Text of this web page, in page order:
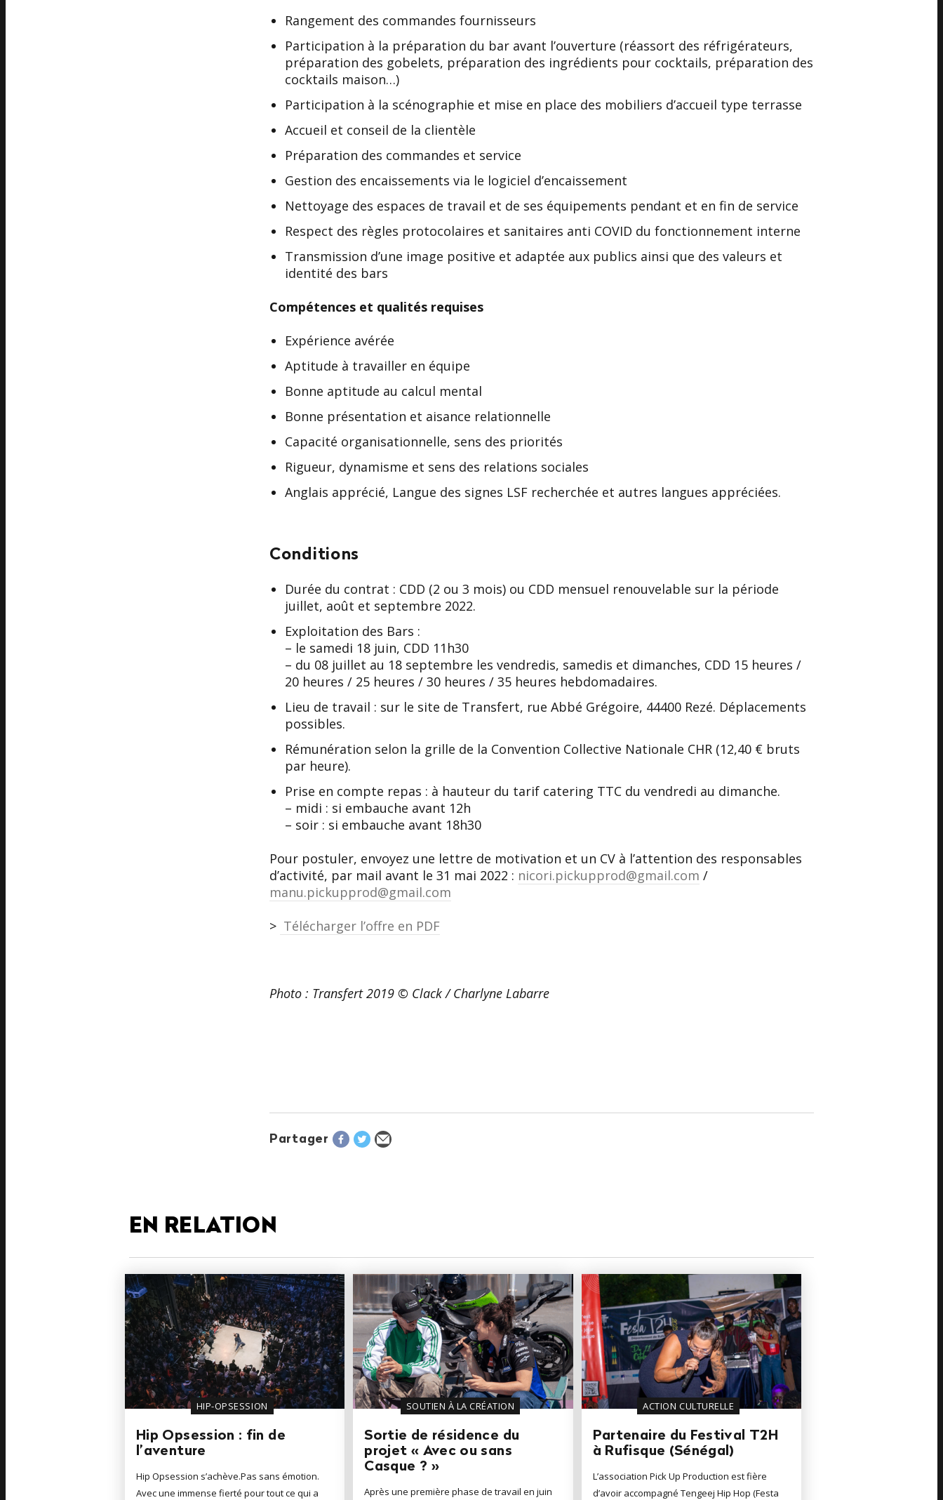
Rangement des commandes fournisseurs
Participation à la préparation du bar avant l’ouverture (réassort des réfrigérateurs,
préparation des gobelets, préparation des ingrédients pour cocktails, préparation des
cocktails maison…)
Participation à la scénographie et mise en place des mobiliers d’accueil type terrasse
Accueil et conseil de la clientèle
Préparation des commandes et service
Gestion des encaissements via le logiciel d’encaissement
Nettoyage des espaces de travail et de ses équipements pendant et en fin de service
Respect des règles protocolaires et sanitaires anti COVID du fonctionnement interne
Transmission d’une image positive et adaptée aux publics ainsi que des valeurs et
identité des bars
Compétences et qualités requises
Expérience avérée
Aptitude à travailler en équipe
Bonne aptitude au calcul mental
Bonne présentation et aisance relationnelle
Capacité organisationnelle, sens des priorités
Rigueur, dynamisme et sens des relations sociales
Anglais apprécié, Langue des signes LSF recherchée et autres langues appréciées.
Conditions
Durée du contrat : CDD (2 ou 3 mois) ou CDD mensuel renouvelable sur la période
juillet, août et septembre 2022.
Exploitation des Bars :
– le samedi 18 juin, CDD 11h30
– du 08 juillet au 18 septembre les vendredis, samedis et dimanches, CDD 15 heures /
20 heures / 25 heures / 30 heures / 35 heures hebdomadaires.
Lieu de travail : sur le site de Transfert, rue Abbé Grégoire, 44400 Rezé. Déplacements
possibles.
Rémunération selon la grille de la Convention Collective Nationale CHR (12,40 € bruts
par heure).
Prise en compte repas : à hauteur du tarif catering TTC du vendredi au dimanche.
– midi : si embauche avant 12h
– soir : si embauche avant 18h30
Pour postuler, envoyez une lettre de motivation et un CV à l’attention des responsables
d’activité, par mail avant le 31 mai 2022 : nicori.pickupprod@gmail.com /
manu.pickupprod@gmail.com
> Télécharger l’offre en PDF
Photo : Transfert 2019 © Clack / Charlyne Labarre
Partager
EN RELATION
HIP-OPSESSION
Hip Opsession : fin de
l’aventure
Hip Opsession s’achève.Pas sans émotion.
Avec une immense fierté pour tout ce qui a
SOUTIEN À LA CRÉATION
Sortie de résidence du
projet « Avec ou sans
Casque ? »
Après une première phase de travail en juin
ACTION CULTURELLE
Partenaire du Festival T2H
à Rufisque (Sénégal)
L’association Pick Up Production est fière
d’avoir accompagné Tengeej Hip Hop (Festa